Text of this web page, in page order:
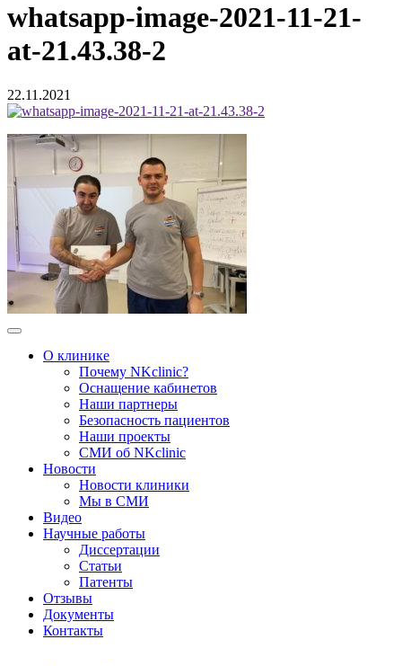
whatsapp-image-2021-11-21-
at-21.43.38-2
22.11.2021
О клинике
Почему NKclinic?
Оснащение кабинетов
Наши партнеры
Безопасность пациентов
Наши проекты
СМИ об NKclinic
Новости
Новости клиники
Мы в СМИ
Видео
Научные работы
Диссертации
Статьи
Патенты
Отзывы
Документы
Контакты